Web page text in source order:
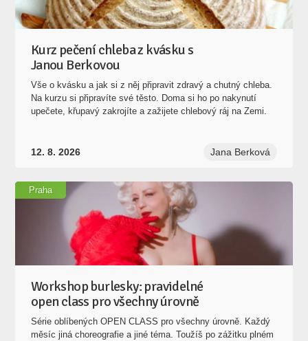
Kurz pečení chleba z kvásku s
Janou Berkovou
Vše o kvásku a jak si z něj připravit zdravý a chutný chleba.
Na kurzu si připravíte své těsto. Doma si ho po nakynutí
upečete, křupavý zakrojíte a zažijete chlebový ráj na Zemi.
12. 8. 2026 Jana Berková
Workshop burlesky: pravidelné
open class pro všechny úrovně
Série oblíbených OPEN CLASS pro všechny úrovně. Každý
měsíc jiná choreografie a jiné téma. Toužíš po zážitku plném
Praha